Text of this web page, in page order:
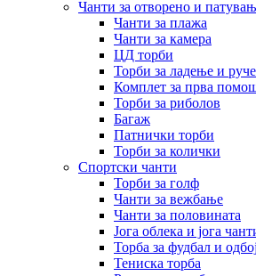
Чанти за отворено и
Чанти за плажа
Чанти за камера
ЦД торби
Торби за ладење и
Комплет за прва
Торби за риболов
Багаж
Патнички торби
Торби за колички
Спортски чанти
Торби за голф
Чанти за вежбање
Чанти за половината
Јога облека и јога
Торба за фудбал и
Тениска торба